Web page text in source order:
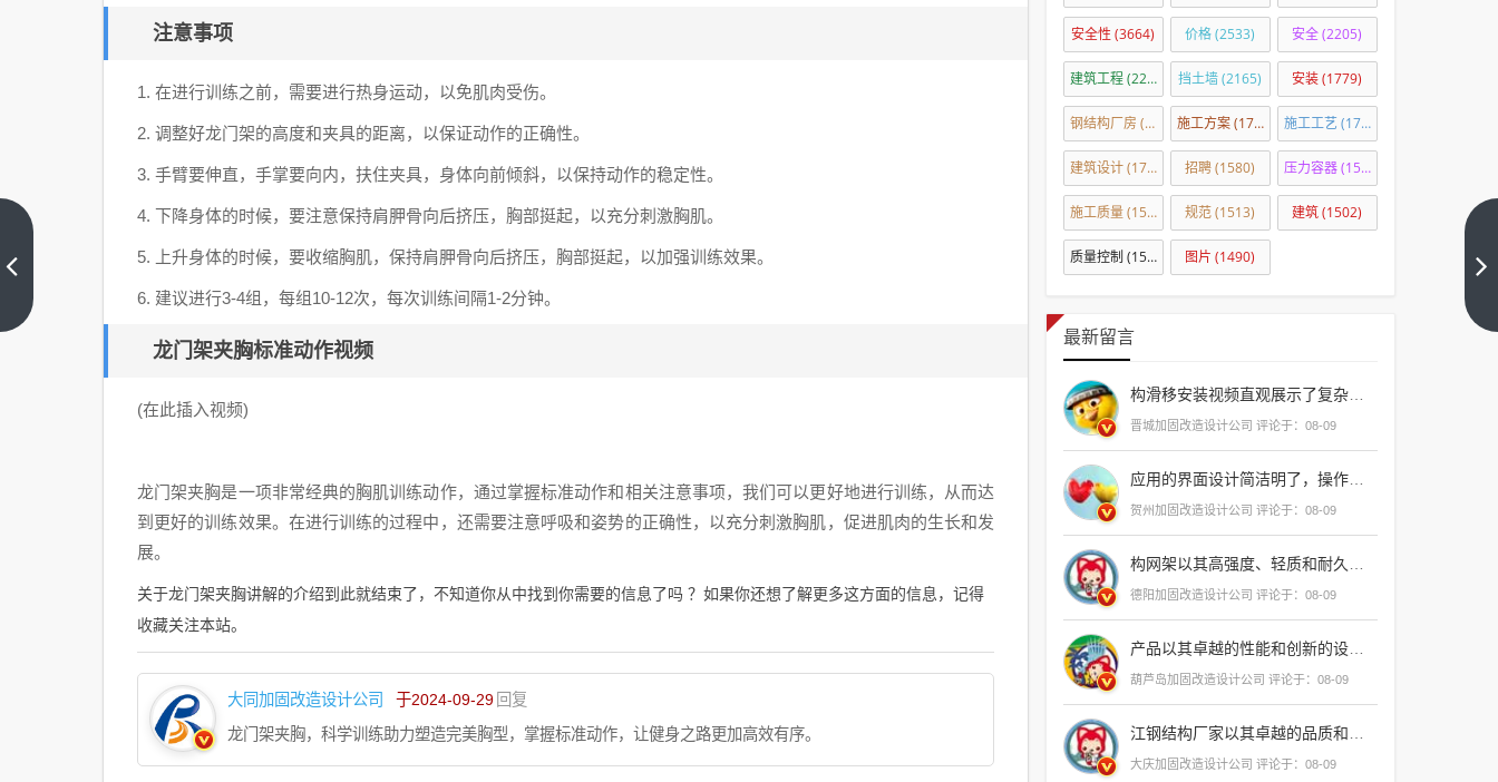
注意事项
1. 在进行训练之前，需要进行热身运动，以免肌肉受伤。
2. 调整好龙门架的高度和夹具的距离，以保证动作的正确性。
3. 手臂要伸直，手掌要向内，扶住夹具，身体向前倾斜，以保持动作的稳定性。
4. 下降身体的时候，要注意保持肩胛骨向后挤压，胸部挺起，以充分刺激胸肌。
5. 上升身体的时候，要收缩胸肌，保持肩胛骨向后挤压，胸部挺起，以加强训练效果。
6. 建议进行3-4组，每组10-12次，每次训练间隔1-2分钟。
龙门架夹胸标准动作视频
(在此插入视频)
龙门架夹胸是一项非常经典的胸肌训练动作，通过掌握标准动作和相关注意事项，我们可以更好地进行训练，从而达
到更好的训练效果。在进行训练的过程中，还需要注意呼吸和姿势的正确性，以充分刺激胸肌，促进肌肉的生长和发
展。
关于龙门架夹胸讲解的介绍到此就结束了，不知道你从中找到你需要的信息了吗 ？如果你还想了解更多这方面的信息，记得
收藏关注本站。
大同加固改造设计公司 于2024-09-29 回复
龙门架夹胸，科学训练助力塑造完美胸型，掌握标准动作，让健身之路更加高效有序。
安全性 (3664) 价格(2533) 安全(2205)
建筑工程(2201) 挡土墙(2165) 安装(1779)
钢结构厂房 (1760) 施工方案(1724) 施工工艺(1708)
建筑设计(1703) 招聘(1580) 压力容器(1575)
施工质量(1539) 规范(1513) 建筑(1502)
质量控制 (1501) 图片 (1490)
最新留言
构滑移安装视频直观展示了复杂结构的精确定位与移动，是
晋城加固改造设计公司 评论于：08-09
应用的界面设计简洁明了，操作流畅，功能齐全，非常
贺州加固改造设计公司 评论于：08-09
德阳加固改造设计公司 评论于：08-09
产品以其卓越的性能和创新的设计，为用户
葫芦岛加固改造设计公司 评论于：08-09
大庆加固改造设计公司 评论于：08-09